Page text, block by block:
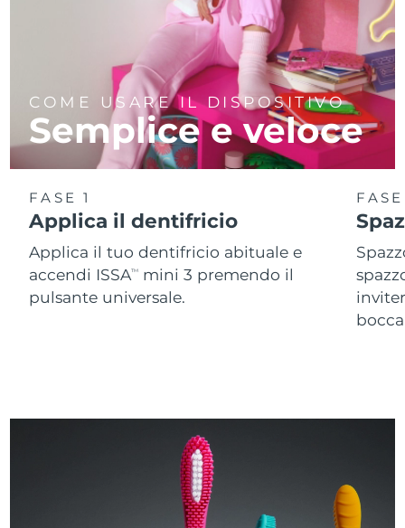
COME USARE IL DISPOSITIVO
Semplice e veloce
FASE 1
Applica il dentifricio
Applica il tuo dentifricio abituale e
accendi ISSATM
mini 3 premendo il
pulsante universale.